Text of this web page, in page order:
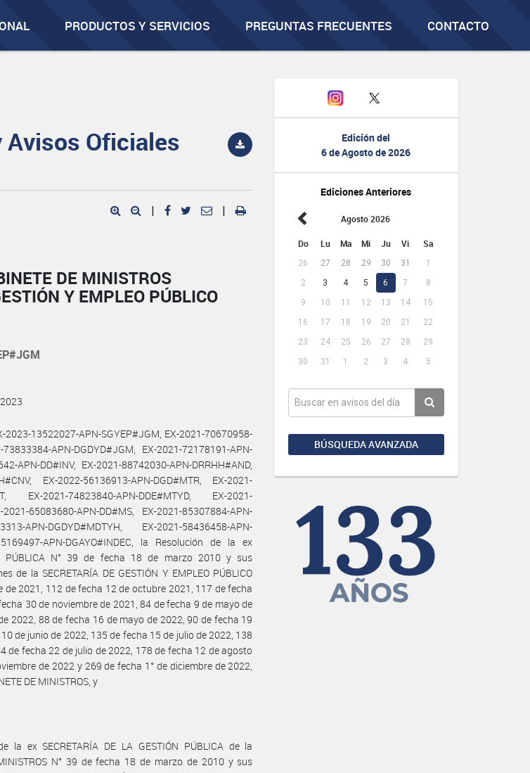
PRODUCTOS Y SERVICIOS PREGUNTAS FRECUENTES CONTACTO
Edición del
6 de Agosto de 2026
Ediciones Anteriores
Agosto 2026
Do Lu Ma Mi Ju Vi Sa
26 27 28 29 30 31
1
2
3 4 5 6 7
8
9
10 11 12 13 14
15
16
17 18 19 20 21
22
23
24 25 26 27 28
29
30
31 1 2 3 4 5
BÚSQUEDA AVANZADA
Avisos Oficiales
| |
DE MINISTROS
Y EMPLEO PÚBLICO
2023-13522027-APN-SGYEP#JGM, EX-2021-70670958-
APN-DGDYD#JGM, EX-2021-72178191-APN-
APN-DD#INV, EX-2021-88742030-APN-DRRHH#AND,
EX-2022-56136913-APN-DGD#MTR, EX-2021-
EX-2021-74823840-APN-DDE#MTYD, EX-2021-
65083680-APN-DD#MS, EX-2021-85307884-APN-
APN-DGDYD#MDTYH, EX-2021-58436458-APN-
APN-DGAYO#INDEC, la Resolución de la ex
PÚBLICA N° 39 de fecha 18 de marzo 2010 y sus
de la SECRETARÍA DE GESTIÓN Y EMPLEO PÚBLICO
2021, 112 de fecha 12 de octubre 2021, 117 de fecha
30 de noviembre de 2021, 84 de fecha 9 de mayo de
2022, 88 de fecha 16 de mayo de 2022, 90 de fecha 19
de junio de 2022, 135 de fecha 15 de julio de 2022, 138
de fecha 22 de julio de 2022, 178 de fecha 12 de agosto
de 2022 y 269 de fecha 1° de diciembre de 2022,
DE MINISTROS, y
la ex SECRETARÍA DE LA GESTIÓN PÚBLICA de la
N° 39 de fecha 18 de marzo de 2010 y sus